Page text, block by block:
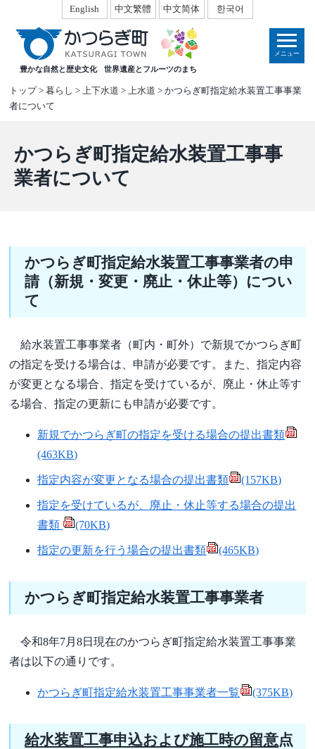
豊かな自然と歴史文化 世界遺産とフルーツのまち
English 中文繁體 中文简体 한국어
メニュー
トップ>暮らし > 上下水道 > 上水道 > かつらぎ町指定給水装置工事事業
者について
かつらぎ町指定給水装置工事事
業者について
かつらぎ町指定給水装置工事事業者の申
請（新規・変更・廃止・休止等）につい
て
給水装置工事事業者（町内・町外）で新規でかつらぎ町
の指定を受ける場合は、申請が必要です。また、指定内容
が変更となる場合、指定を受けているが、廃止・休止等す
る場合、指定の更新にも申請が必要です。
新規でかつらぎ町の指定を受ける場合の提出書類
(463KB)
指定内容が変更となる場合の提出書類 (157KB)
指定を受けているが、廃止・休止等する場合の提出
書類
(70KB)
指定の更新を行う場合の提出書類 (465KB)
かつらぎ町指定給水装置工事事業者
令和8年7月8日現在のかつらぎ町指定給水装置工事事業
者は以下の通りです。
かつらぎ町指定給水装置工事事業者一覧 (375KB)
給水装置工事申込および施工時の留意点